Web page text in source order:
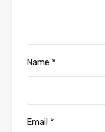
Name *
Email *